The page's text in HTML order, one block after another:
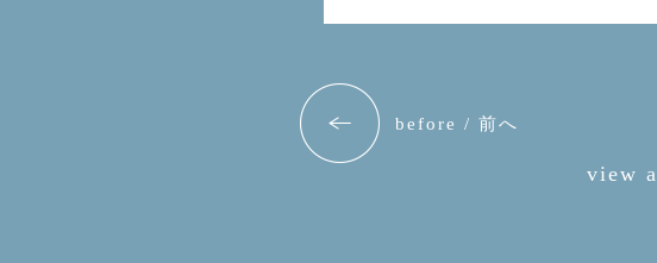
before / 前へ
view